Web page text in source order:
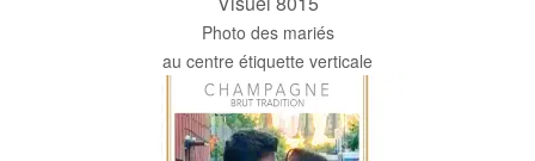
Photo des mariés
au centre étiquette verticale